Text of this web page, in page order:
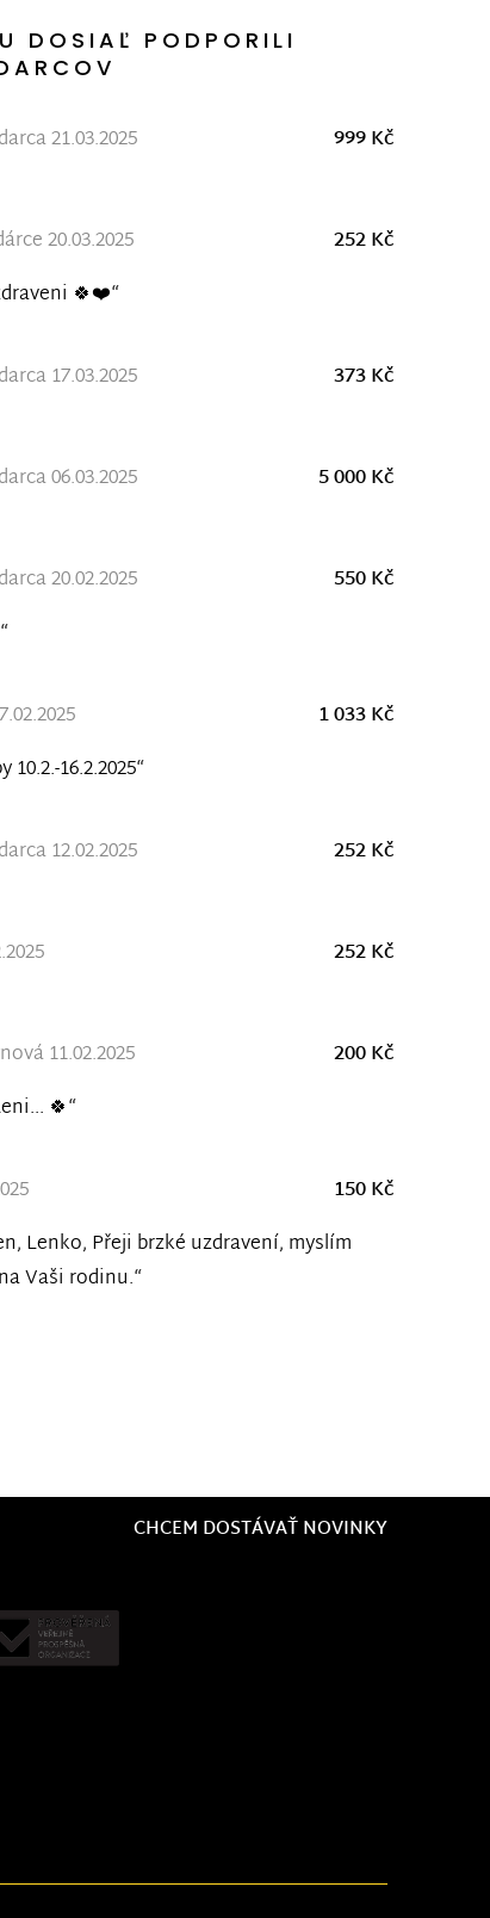
DOSIAĽ PODPORILI
21.03.2025 999 Kč
20.03.2025
252 Kč
🍀❤️“
17.03.2025 373 Kč
06.03.2025 5 000 Kč
20.02.2025
550 Kč
1 033 Kč
10.2.-16.2.2025“
12.02.2025 252 Kč
252 Kč
11.02.2025
200 Kč
🍀“
150 Kč
Lenko, Přeji brzké uzdravení, myslím
Vaši rodinu.“
CHCEM DOSTÁVAŤ NOVINKY